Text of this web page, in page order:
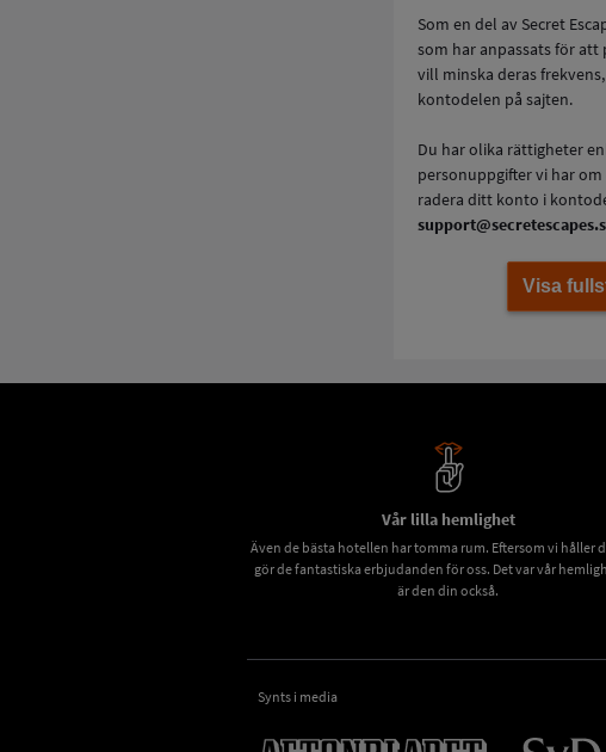
Som en del av Secret
som har anpassats för
vill minska deras
kontodelen på sajten.
Du har olika rättigheter
personuppgifter vi har
radera ditt konto i
Visa
Vår lilla hemlighet
Även de bästa hotellen har tomma rum. Eftersom vi håller
gör de fantastiska erbjudanden för oss. Det var vår
är den din också.
Synts i media